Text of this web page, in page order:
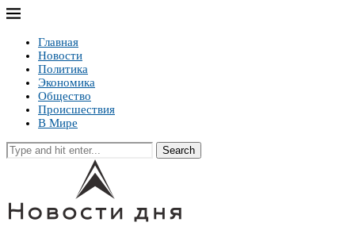
Главная
Новости
Политика
Экономика
Общество
Происшествия
В Мире
Search